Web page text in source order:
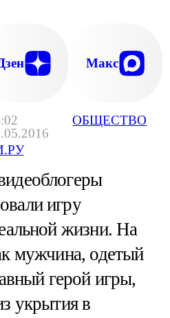
ОБЩЕСТВО
Макс
игру
жизни. На
мужчина, одетый
герой игры,
укрытия в